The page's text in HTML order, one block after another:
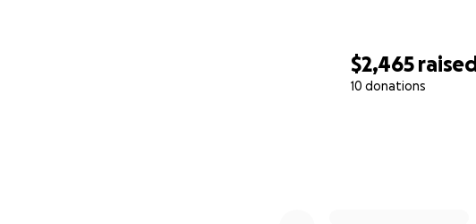
$2,465 raised
10 donations